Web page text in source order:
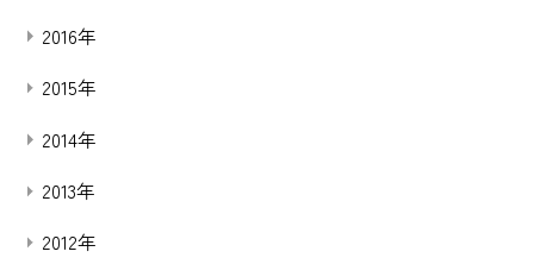
2016年
2015年
2014年
2013年
2012年